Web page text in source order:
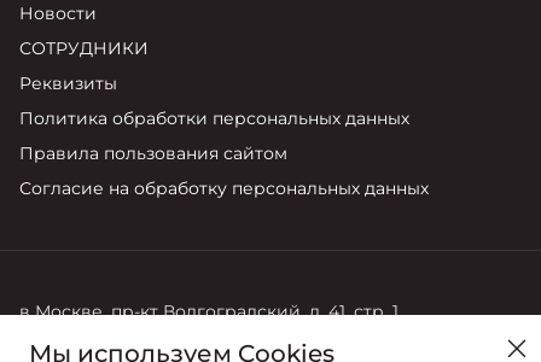
Новости
СОТРУДНИКИ
Реквизиты
Политика обработки персональных данных
Правила пользования сайтом
Согласие на обработку персональных данных
в Москве, пр-кт Волгоградский, д. 41, стр. 1
Продажи Сервис
Мы используем Cookies